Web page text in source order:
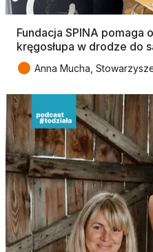
Fundacja SPINA pomaga
kręgosłupa w drodze do
● Anna Mucha,